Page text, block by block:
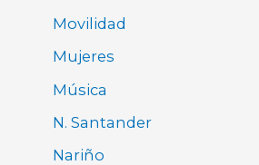
Movilidad
Mujeres
Música
N. Santander
Nariño